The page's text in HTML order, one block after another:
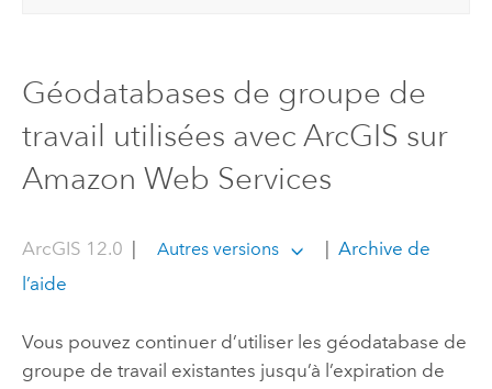
Géodatabases de groupe de
travail utilisées avec ArcGIS sur
Amazon Web Services
ArcGIS 12.0 | Autres versions | Archive de
l’aide
Vous pouvez continuer d’utiliser les géodatabase de
groupe de travail existantes jusqu’à l’expiration de